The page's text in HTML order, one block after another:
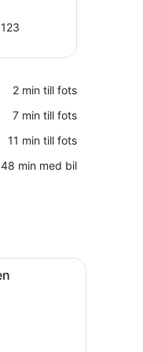
‪2 min till fots‬
‪7 min till fots‬
‪11 min till fots‬
‪48 min med bil‬
en fjärrkontroll, och en
med en säng, ett